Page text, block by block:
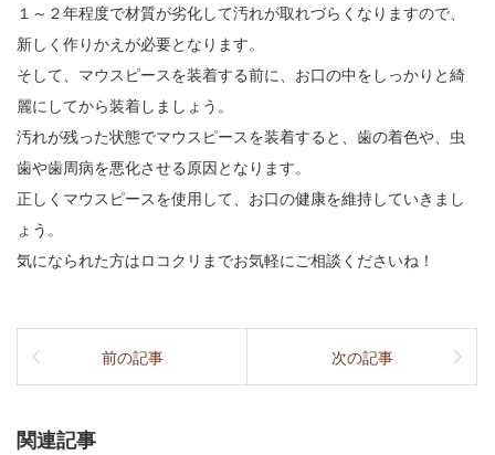
１～２年程度で材質が劣化して汚れが取れづらくなりますので、
新しく作りかえが必要となります。
そして、マウスピースを装着する前に、お口の中をしっかりと綺
麗にしてから装着しましょう。
汚れが残った状態でマウスピースを装着すると、歯の着色や、虫
歯や歯周病を悪化させる原因となります。
正しくマウスピースを使用して、お口の健康を維持していきまし
ょう。
気になられた方はロコクリまでお気軽にご相談くださいね！
前の記事 次の記事
関連記事